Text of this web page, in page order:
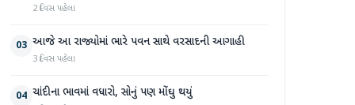
2 દિવસ પહેલા
03 આજે આ રાજ્યોમાં ભારે પવન સાથે વરસાદની આગાહી
3 દિવસ પહેલા
04 ચાંદીના ભાવમાં વધારો, સોનું પણ મોંઘુ થયું